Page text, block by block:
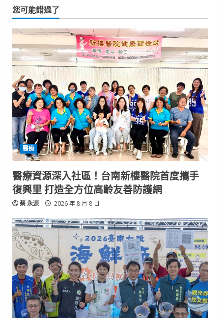
您可能錯過了
醫療
醫療資源深入社區！台南新樓醫院首度攜手
復興里 打造全方位高齡友善防護網
蔡 永源 2026 年 8 月 8 日